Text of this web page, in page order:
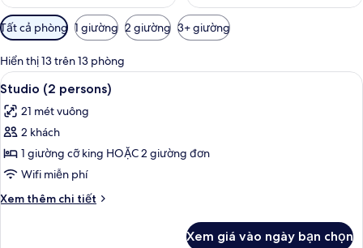
Bộ
lọc
có
thể
dùng
để
lọc
tìm
phòng
Tất cả phòng 1 giường 2 giường 3+ giường
Hiển thị 13 trên 13 phòng
Xem
tất
cả
ảnh
Studio
(2
persons)
Bàn, khu vực làm việc phù hợp cho
8
Studio (2 persons)
21 mét vuông
2 khách
1 giường cỡ king HOẶC 2 giường đơn
Wifi miễn phí
Xem thêm chi tiết
Chi
Xem giá vào ngày bạn chọn